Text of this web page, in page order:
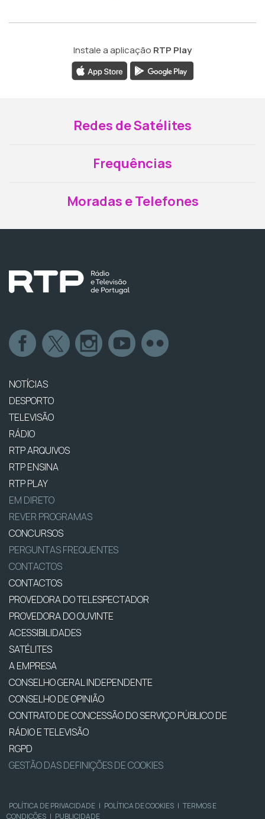
Instale a aplicação RTP Play
Redes de Satélites
Frequências
Moradas e Telefones
NOTÍCIAS
DESPORTO
TELEVISÃO
RÁDIO
RTP ARQUIVOS
RTP ENSINA
RTP PLAY
EM DIRETO
REVER PROGRAMAS
CONCURSOS
PERGUNTAS FREQUENTES
CONTACTOS
CONTACTOS
PROVEDORA DO TELESPECTADOR
PROVEDORA DO OUVINTE
ACESSIBILIDADES
SATÉLITES
A EMPRESA
CONSELHO GERAL INDEPENDENTE
CONSELHO DE OPINIÃO
CONTRATO DE CONCESSÃO DO SERVIÇO PÚBLICO DE
RÁDIO E TELEVISÃO
RGPD
GESTÃO DAS DEFINIÇÕES DE COOKIES
POLÍTICA DE PRIVACIDADE | POLÍTICA DE COOKIES | TERMOS E
CONDIÇÕES | PUBLICIDADE